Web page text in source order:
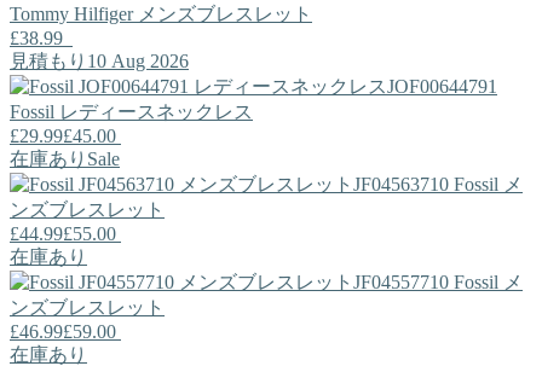
Tommy Hilfigerメンズブレスレット
£38.99
見積もり10 Aug 2026
JOF00644791
Fossil レディースネックレス
£29.99£45.00
在庫あり Sale
JF04563710 Fossil メ
ンズブレスレット
£44.99£55.00
在庫あり
JF04557710 Fossil メ
ンズブレスレット
£46.99£59.00
在庫あり